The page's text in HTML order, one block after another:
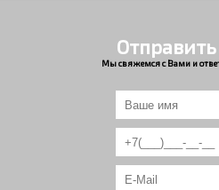
Отправить
Мы свяжемся с Вами и